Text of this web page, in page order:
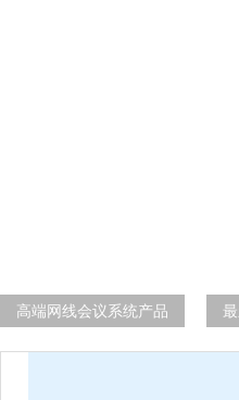
高端网线会议系统产品